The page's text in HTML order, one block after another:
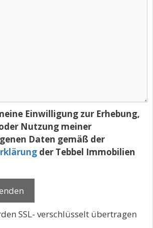
Einwilligung zur Erhebung,
Nutzung meiner
Daten gemäß der
der Tebbel Immobilien
SSL- verschlüsselt übertragen